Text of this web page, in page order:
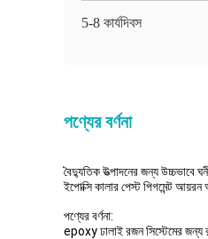
5-8 কার্যদিবস
পণ্যের বর্ণনা
বৈদ্যুতিক উত্পাদনের জন্য উচ্চভাবে
ইপোক্সি কালার পেস্ট পিগমেন্ট আয়রন
পণ্যের বর্ণনা:
epoxy ঢালাই রজন সিস্টেমের জন্য